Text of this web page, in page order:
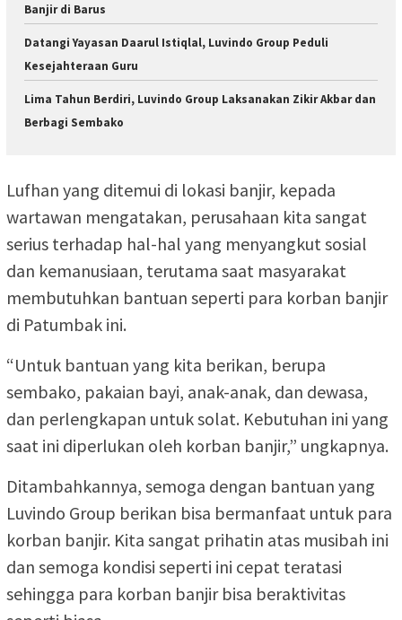
Banjir di Barus
Datangi Yayasan Daarul Istiqlal, Luvindo Group Peduli
Kesejahteraan Guru
Lima Tahun Berdiri, Luvindo Group Laksanakan Zikir Akbar dan
Berbagi Sembako
Lufhan yang ditemui di lokasi banjir, kepada
wartawan mengatakan, perusahaan kita sangat
serius terhadap hal-hal yang menyangkut sosial
dan kemanusiaan, terutama saat masyarakat
membutuhkan bantuan seperti para korban banjir
di Patumbak ini.
“Untuk bantuan yang kita berikan, berupa
sembako, pakaian bayi, anak-anak, dan dewasa,
dan perlengkapan untuk solat. Kebutuhan ini yang
saat ini diperlukan oleh korban banjir,” ungkapnya.
Ditambahkannya, semoga dengan bantuan yang
Luvindo Group berikan bisa bermanfaat untuk para
korban banjir. Kita sangat prihatin atas musibah ini
dan semoga kondisi seperti ini cepat teratasi
sehingga para korban banjir bisa beraktivitas